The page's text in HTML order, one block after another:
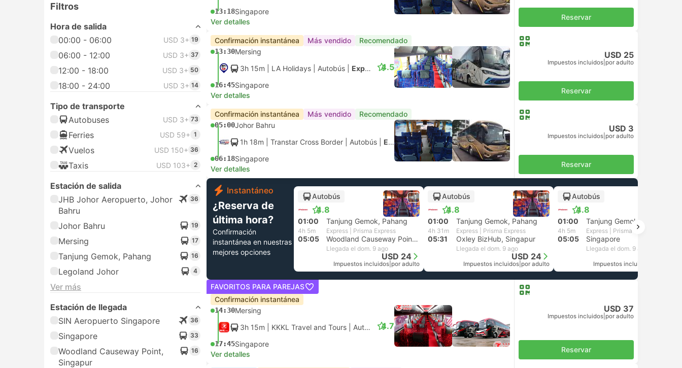
Filtros
Hora de salida
00:00 - 06:00
USD 3+ 19
06:00 - 12:00 USD 3+ 37
12:00 - 18:00 USD 3+ 50
18:00 - 24:00 USD 3+ 14
Tipo de transporte
Autobuses
USD 3+ 73
Ferries USD 59+ 1
Vuelos USD 150+ 36
Taxis USD 103+ 2
Estación de salida
JHB Johor Aeropuerto, Johor
Bahru
36
Johor Bahru 19
Mersing 17
Tanjung Gemok, Pahang 16
Legoland Johor 4
Ver más
Estación de llegada
SIN Aeropuerto Singapore
36
Singapore 33
Woodland Causeway Point,
Singapur
16
13:18Singapore
Ver detalles
Reservar
Confirmación instantánea Más vendido Recomendado
13:30Mersing
3h 15m | LA Holidays Autobús Express
16:45Singapore
4.5
Ver detalles
USD 25
Impuestos incluidos por adulto
Reservar
Confirmación instantánea Más vendido Recomendado
05:00Johor Bahru
1h 18m | Transtar Cross Border Autobús Express
06:18Singapore
Ver detalles
USD 3
Impuestos incluidos por adulto
Reservar
Instantáneo
¿Reserva de
última hora?
Confirmación
instantánea en nuestras
mejores opciones
Autobús
4.8
+1
01:00 Tanjung Gemok, Pahang
4h 5m Express | Prisma Express
05:05 Woodland Causeway Point, Singapur
Llegada el dom. 9 ago
USD 24
Impuestos incluidos por adulto
Autobús
4.8
+1
01:00 Tanjung Gemok, Pahang
4h 31m Express | Prisma Express
05:31 Oxley BizHub, Singapur
Llegada el dom. 9 ago
USD 24
Impuestos incluidos por adulto
Autobús
4.8
01:00 Tanjung Gemok, Pahang
4h 5m Express | Prisma Express
05:05 Singapore
Llegada el dom. 9 ago
Impuestos incluidos
FAVORITOS PARA PAREJAS
Confirmación instantánea
14:30Mersing
3h 15m | KKKL Travel and Tours Autobús |Express
17:45Singapore
4.7
Ver detalles
USD 37
Impuestos incluidos por adulto
Reservar